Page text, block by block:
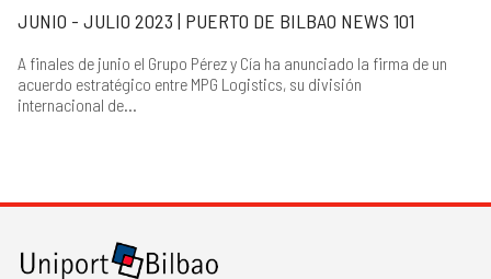
JUNIO - JULIO 2023 | PUERTO DE BILBAO NEWS 101
A finales de junio el Grupo Pérez y Cía ha anunciado la firma de un
acuerdo estratégico entre MPG Logistics, su división
internacional de...